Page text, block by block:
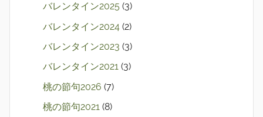
バレンタイン2025 (3)
バレンタイン2024 (2)
バレンタイン2023 (3)
バレンタイン2021 (3)
桃の節句2026 (7)
桃の節句2021 (8)